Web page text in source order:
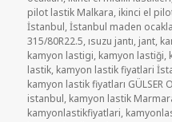
pilot lastik Malkara, ikinci el
İstanbul,İstanbul maden
315/80R22.5, ısuzu jantı, jant,
kamyon lastigi, kamyon lastiği,
lastik, kamyon lastik fiyatlari
kamyon lastik fiyatları GÜLSER
istanbul, kamyon lastik
kamyonlastikfiyatlari,